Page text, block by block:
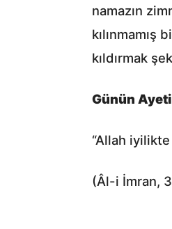
namazın
kıldırmak
Günün Ayeti
“Allah
(Âl-i İmran,